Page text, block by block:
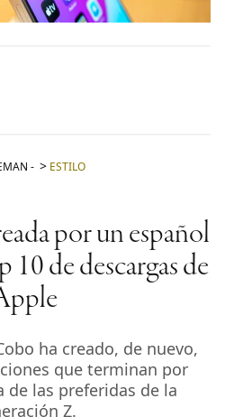
- ESTILO
por un español
10 de descargas de
ha creado, de nuevo,
que terminan por
de las preferidas de la
Z.